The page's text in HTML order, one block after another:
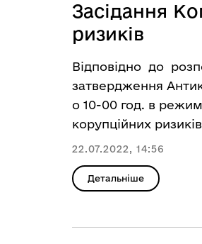
Засідання
ризиків
Відповідно до
затвердження
о 10-00 год. в
корупційних
22.07.2022, 14:56
Детальніше